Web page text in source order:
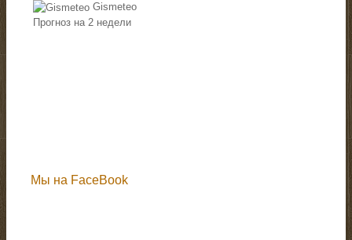
Gismeteo
Прогноз на 2 недели
Мы на FaceBook